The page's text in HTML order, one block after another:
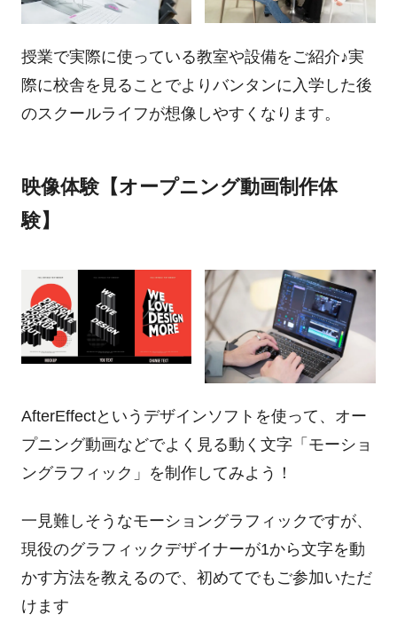
授業で実際に使っている教室や設備をご紹介♪実
際に校舎を見ることでよりバンタンに入学した後
のスクールライフが想像しやすくなります。
映像体験【オープニング動画制作体
験】
AfterEffectというデザインソフトを使って、オー
プニング動画などでよく見る動く文字「モーショ
ングラフィック」を制作してみよう！
一見難しそうなモーショングラフィックですが、
現役のグラフィックデザイナーが1から文字を動
かす方法を教えるので、初めてでもご参加いただ
けます